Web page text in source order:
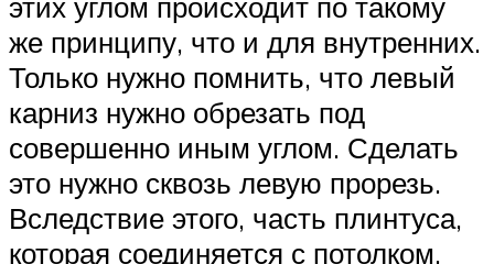
же принципу, что и для внутренних.
Только нужно помнить, что левый
карниз нужно обрезать под
совершенно иным углом. Сделать
это нужно сквозь левую прорезь.
Вследствие этого, часть плинтуса,
которая соединяется с потолком,